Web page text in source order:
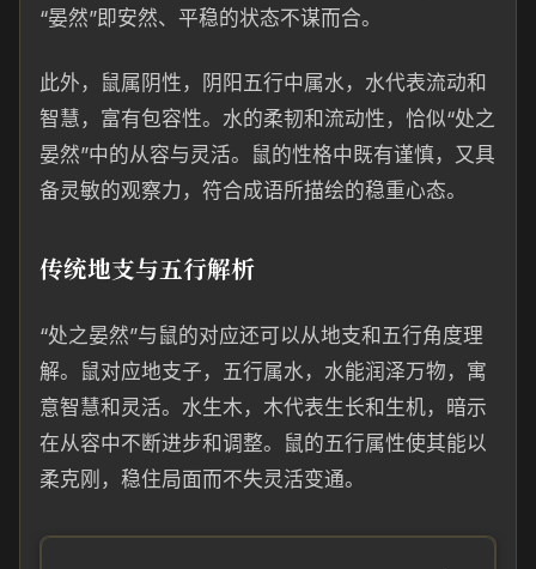
“晏然”即安然、平稳的状态不谋而合。
此外，鼠属阴性，阴阳五行中属水，水代表流动和
智慧，富有包容性。水的柔韧和流动性，恰似“处之
晏然”中的从容与灵活。鼠的性格中既有谨慎，又具
备灵敏的观察力，符合成语所描绘的稳重心态。
传统地支与五行解析
“处之晏然”与鼠的对应还可以从地支和五行角度理
解。鼠对应地支子，五行属水，水能润泽万物，寓
意智慧和灵活。水生木，木代表生长和生机，暗示
在从容中不断进步和调整。鼠的五行属性使其能以
柔克刚，稳住局面而不失灵活变通。